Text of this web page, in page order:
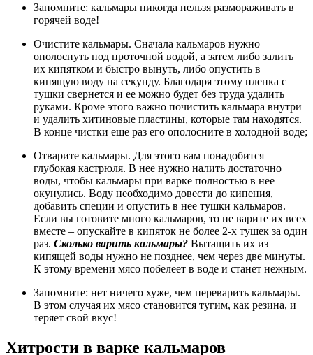
Запомните: кальмары никогда нельзя размораживать в
горячей воде!
Очистите кальмары. Сначала кальмаров нужно
ополоснуть под проточной водой, а затем либо залить
их кипятком и быстро вынуть, либо опустить в
кипящую воду на секунду. Благодаря этому пленка с
тушки свернется и ее можно будет без труда удалить
руками. Кроме этого важно почистить кальмара внутри
и удалить хитиновые пластины, которые там находятся.
В конце чистки еще раз его ополосните в холодной воде;
Отварите кальмары. Для этого вам понадобится
глубокая кастрюля. В нее нужно налить достаточно
воды, чтобы кальмары при варке полностью в нее
окунулись. Воду необходимо довести до кипения,
добавить специи и опустить в нее тушки кальмаров.
Если вы готовите много кальмаров, то не варите их всех
вместе – опускайте в кипяток не более 2-х тушек за один
раз. Сколько варить кальмары? Вытащить их из
кипящей воды нужно не позднее, чем через две минуты.
К этому времени мясо побелеет в воде и станет нежным.
Запомните: нет ничего хуже, чем переварить кальмары.
В этом случая их мясо становится тугим, как резина, и
теряет свой вкус!
Хитрости в варке кальмаров